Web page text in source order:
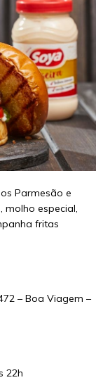
Parmesão e
especial,
fritas
– Boa Viagem –
22h